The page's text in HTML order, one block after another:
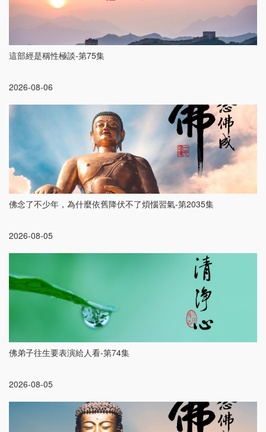
這部經是稱性極談-第75集
2026-08-06
佛念了不少年，為什麼依舊降伏不了煩惱習氣-第2035集
2026-08-05
佛弟子往生要表演給人看-第74集
2026-08-05